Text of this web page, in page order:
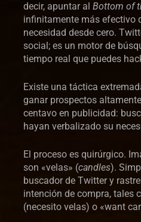
decir, apuntar al Bottom of
infinitamente más efectivo
necesidad desde cero.
social; es un motor de
tiempo real que puedes
Existe una táctica
ganar prospectos
centavo en publicidad:
hayan verbalizado su
El proceso es quirúrgico.
son «velas» (candles).
buscador de Twitter y
intención de compra, tales
(necesito velas) o «want